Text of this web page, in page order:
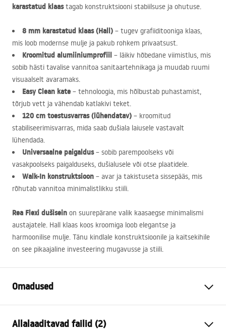
karastatud klaastagab konstruktsiooni stabiilsuse ja ohutuse.
8 mm karastatud klaas (Hall) – tugev grafiiditooniga klaas,
mis loob modernse mulje ja pakub rohkem privaatsust.
Kroomitud alumiiniumprofiil – läikiv hõbedane viimistlus, mis
sobib hästi tavalise vannitoa sanitaartehnikaga ja muudab ruumi
visuaalselt avaramaks.
Easy Clean kate – tehnoloogia, mis hõlbustab puhastamist,
tõrjub vett ja vähendab katlakivi teket.
120 cm toestusvarras (lühendatav) – kroomitud
stabiliseerimisvarras, mida saab dušiala laiusele vastavalt
lühendada.
Universaalne paigaldus– sobib parempoolseks või
vasakpoolseks paigalduseks, dušialusele või otse plaatidele.
Walk-In konstruktsioon – avar ja takistuseta sissepääs, mis
rõhutab vannitoa minimalistlikku stiili.
Rea Flexi dušisein on suurepärane valik kaasaegse minimalismi
austajatele. Hall klaas koos kroomiga loob elegantse ja
harmoonilise mulje. Tänu kindlale konstruktsioonile ja kaitsekihile
on see pikaajaline investeering mugavusse ja stiili.
Omadused
Allalaaditavad failid (2)